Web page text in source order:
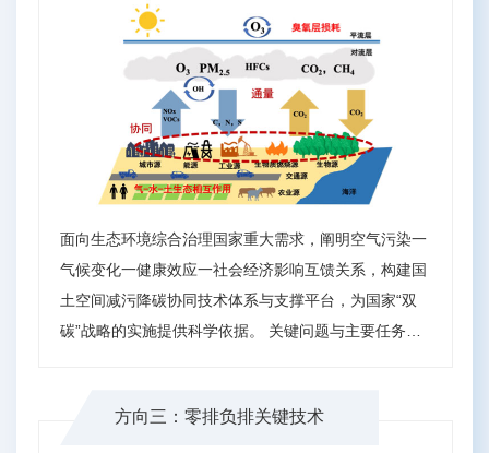
面向生态环境综合治理国家重大需求，阐明空气污染一
气候变化一健康效应一社会经济影响互馈关系，构建国
土空间减污降碳协同技术体系与支撑平台，为国家“双
碳”战略的实施提供科学依据。 关键问题与主要任务：
• 气候变化下关键污染物的健康效应评估 • 多目标统筹
方向三：零排负排关键技术